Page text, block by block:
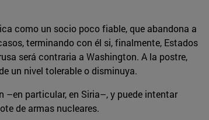
como un socio poco fiable, que abandona a
terminando con él si, finalmente, Estados
será contraria a Washington. A la postre,
un nivel tolerable o disminuya.
–en particular, en Siria–, y puede intentar
de armas nucleares.